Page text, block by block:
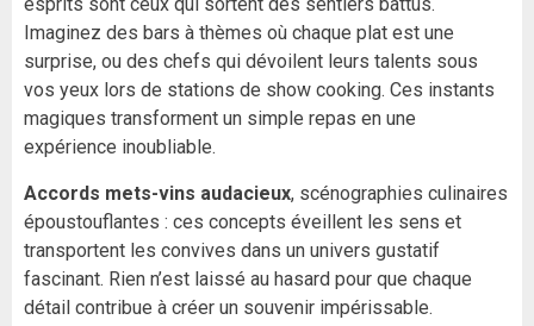
Imaginez des bars à thèmes où chaque plat est une
surprise, ou des chefs qui dévoilent leurs talents sous
vos yeux lors de stations de show cooking. Ces instants
magiques transforment un simple repas en une
expérience inoubliable.
Accords mets-vins audacieux, scénographies culinaires
époustouflantes : ces concepts éveillent les sens et
transportent les convives dans un univers gustatif
fascinant. Rien n’est laissé au hasard pour que chaque
détail contribue à créer un souvenir impérissable.